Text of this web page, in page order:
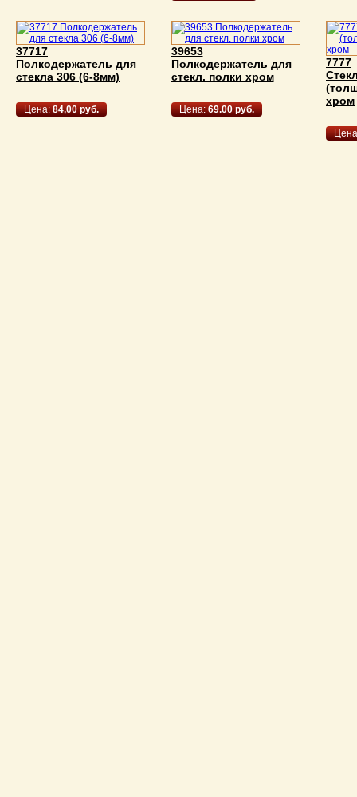
37717
Полкодержатель для
стекла 306 (6-8мм)
Цена:84,00 руб.
39653
Полкодержатель для
стекл. полки хром
Цена:69.00 руб.
7777
хром